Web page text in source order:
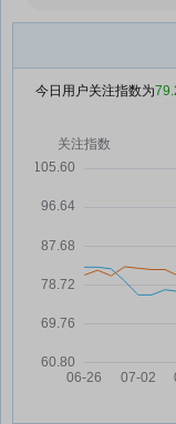
新型电力
到2030
08-03
两部门
2026年
家公司
08-01
今日用户关注指数为